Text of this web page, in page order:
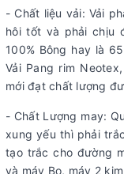
- Chất liệu vải: Vải
hôi tốt và phải chịu
100% Bông hay là
Vải Pang rim
mới đạt chất lượng
- Chất Lượng may:
xung yếu thì phải
tạo trắc cho đường
và máy Bọ, máy 2